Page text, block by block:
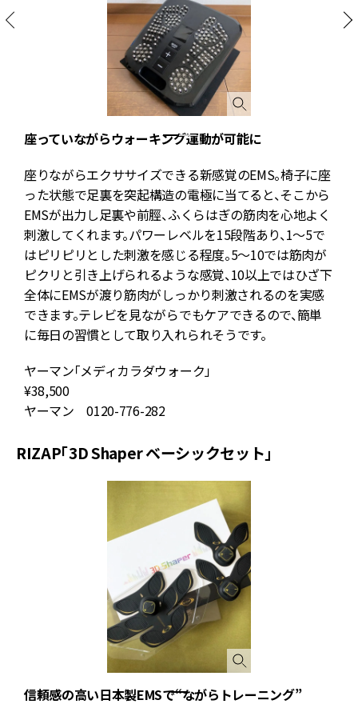
座っていながらウォーキング運動が可能に
座りながらエクササイズできる新感覚のEMS。椅子に座
った状態で足裏を突起構造の電極に当てると、そこから
EMSが出力し足裏や前脛、ふくらはぎの筋肉を心地よく
刺激してくれます。パワーレベルを15段階あり、1〜5で
はピリピリとした刺激を感じる程度。5〜10では筋肉が
ピクリと引き上げられるような感覚、10以上ではひざ下
全体にEMSが渡り筋肉がしっかり刺激されるのを実感
できます。テレビを見ながらでもケアできるので、簡単
に毎日の習慣として取り入れられそうです。
ヤーマン「メディカラダウォーク」
¥38,500
ヤーマン 0120-776-282
RIZAP「3D Shaper ベーシックセット」
信頼感の高い日本製EMSで“ながらトレーニング”